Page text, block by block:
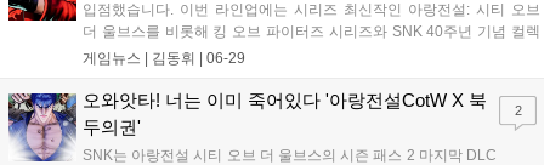
입점했습니다. 이번 라인업에는 시리즈 최신작인 아랑전설: 시티 오브
더 울브스를 비롯해 킹 오브 파이터즈 시리즈와 SNK 40주년 기념 컬렉
션 등이 포함되었습니다. 입점을 기념해 2026년 6월 26일 18시부터 7월
립 등 추가 혜택도 제공됩니다. 자세한 정보는 인벤게임즈 공식 스토어
에서 확인 가능합니다....
게임뉴스 | 김동휘 06-29
오와앗타! 너는 이미 죽어있다 '아랑전설CotW X 북
두의권'
SNK는 아랑전설 시티 오브 더 울브스의 시즌 패스 2 마지막 DLC
2